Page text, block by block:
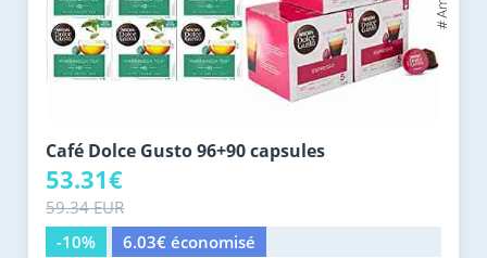
Café Dolce Gusto 96+90 capsules
53.31€
59.34 EUR
-10%
6.03€ économisé